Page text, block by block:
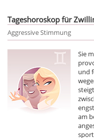
Tageshoroskop für
Aggressive Stimmung
Sie
und
am